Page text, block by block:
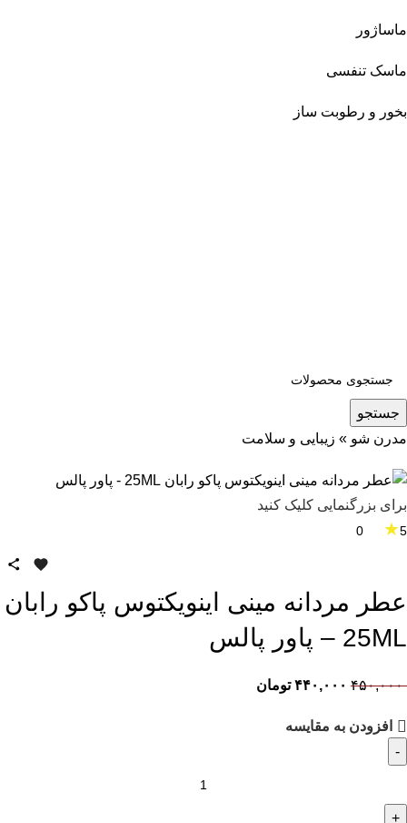
ماساژور
ماسک تنفسی
بخور و رطوبت ساز
جستجو
مدرن شو » زیبایی و سلامت
برای بزرگنمایی کلیک کنید
5
★
عطر مردانه مینی اینویکتوس پاکو رابان
25ML – پاور پالس
۴۵۰,۰۰۰ ۴۴۰,۰۰۰ تومان
افزودن به مقایسه